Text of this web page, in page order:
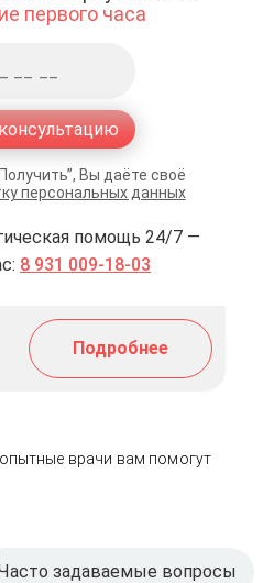
первого часа
Вы даёте своё
персональных данных
помощь 24/7 —
8 931 009-18-03
Подробнее
врачи вам помогут
задаваемые вопросы